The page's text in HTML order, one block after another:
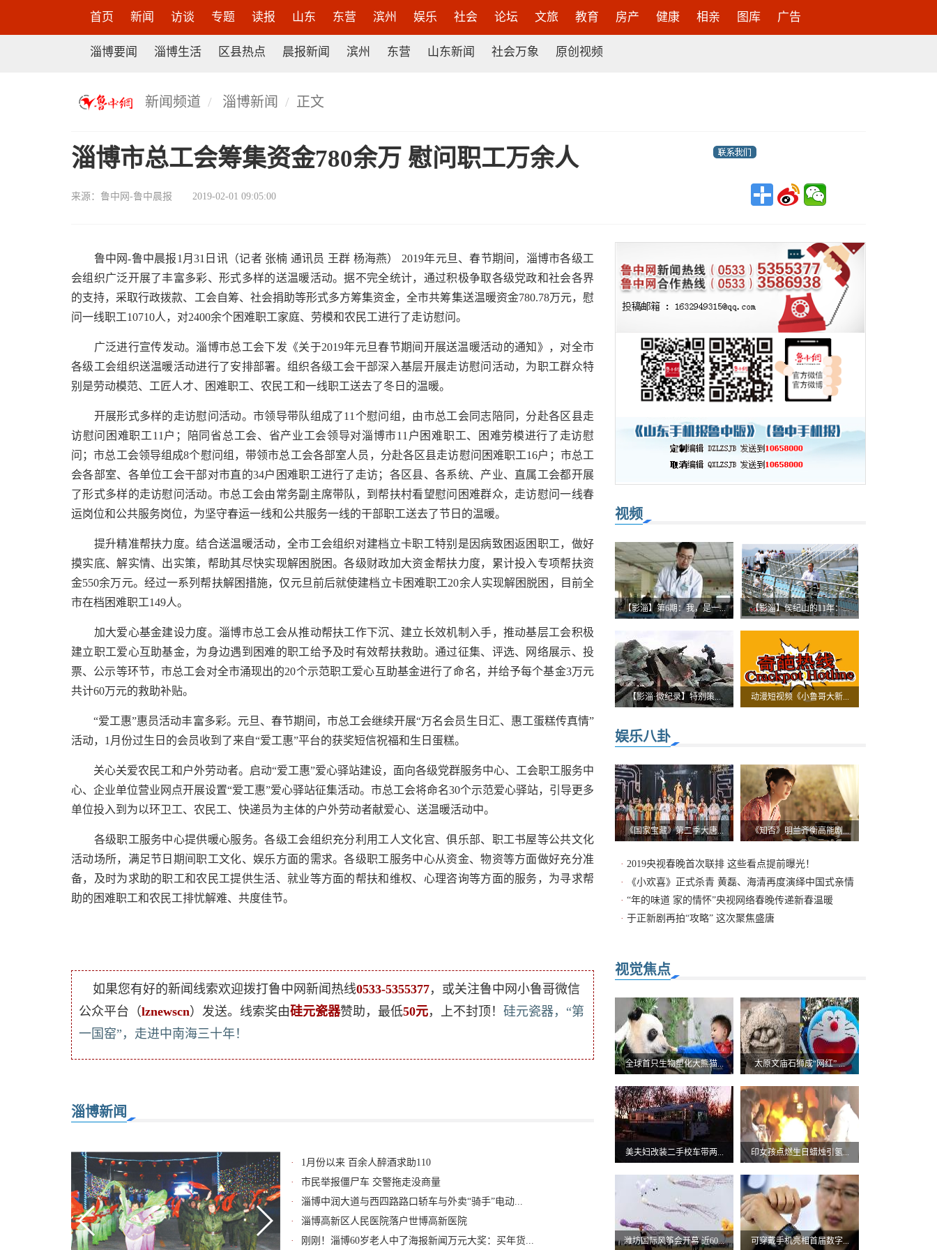
首页 新闻 访谈 专题 读报 山东 东营 滨州 娱乐 社会 论坛 文旅 教育 房产 健康 相亲 图库 广告
淄博要闻 淄博生活 区县热点 晨报新闻 滨州 东营 山东新闻 社会万象 原创视频
新闻频道 淄博新闻 正文
淄博市总工会筹集资金780余万 慰问职工万余人
来源： 鲁中网-鲁中晨报 2019-02-01 09:05:00
鲁中网-鲁中晨报1月31日讯（记者 张楠 通讯员 王群 杨海燕） 2019年元旦、春节期间，淄博市各级工
会组织广泛开展了丰富多彩、形式多样的送温暖活动。据不完全统计，通过积极争取各级党政和社会各界
的支持，采取行政拨款、工会自筹、社会捐助等形式多方筹集资金，全市共筹集送温暖资金780.78万元，慰
问一线职工10710人，对2400余个困难职工家庭、劳模和农民工进行了走访慰问。
广泛进行宣传发动。淄博市总工会下发《关于2019年元旦春节期间开展送温暖活动的通知》，对全市
各级工会组织送温暖活动进行了安排部署。组织各级工会干部深入基层开展走访慰问活动，为职工群众特
别是劳动模范、工匠人才、困难职工、农民工和一线职工送去了冬日的温暖。
开展形式多样的走访慰问活动。市领导带队组成了11个慰问组，由市总工会同志陪同，分赴各区县走
访慰问困难职工11户；陪同省总工会、省产业工会领导对淄博市11户困难职工、困难劳模进行了走访慰
问；市总工会领导组成8个慰问组，带领市总工会各部室人员，分赴各区县走访慰问困难职工16户；市总工
会各部室、各单位工会干部对市直的34户困难职工进行了走访；各区县、各系统、产业、直属工会都开展
了形式多样的走访慰问活动。市总工会由常务副主席带队，到帮扶村看望慰问困难群众，走访慰问一线春
运岗位和公共服务岗位，为坚守春运一线和公共服务一线的干部职工送去了节日的温暖。
提升精准帮扶力度。结合送温暖活动，全市工会组织对建档立卡职工特别是因病致困返困职工，做好
摸实底、解实情、出实策，帮助其尽快实现解困脱困。各级财政加大资金帮扶力度，累计投入专项帮扶资
金550余万元。经过一系列帮扶解困措施，仅元旦前后就使建档立卡困难职工20余人实现解困脱困，目前全
市在档困难职工149人。
加大爱心基金建设力度。淄博市总工会从推动帮扶工作下沉、建立长效机制入手，推动基层工会积极
建立职工爱心互助基金，为身边遇到困难的职工给予及时有效帮扶救助。通过征集、评选、网络展示、投
票、公示等环节，市总工会对全市涌现出的20个示范职工爱心互助基金进行了命名，并给予每个基金3万元
共计60万元的救助补贴。
“爱工惠”惠员活动丰富多彩。元旦、春节期间，市总工会继续开展“万名会员生日汇、惠工蛋糕传真情”
活动，1月份过生日的会员收到了来自“爱工惠”平台的获奖短信祝福和生日蛋糕。
关心关爱农民工和户外劳动者。启动“爱工惠”爱心驿站建设，面向各级党群服务中心、工会职工服务中
心、企业单位营业网点开展设置“爱工惠”爱心驿站征集活动。市总工会将命名30个示范爱心驿站，引导更多
单位投入到为以环卫工、农民工、快递员为主体的户外劳动者献爱心、送温暖活动中。
各级职工服务中心提供暖心服务。各级工会组织充分利用工人文化宫、俱乐部、职工书屋等公共文化
活动场所，满足节日期间职工文化、娱乐方面的需求。各级职工服务中心从资金、物资等方面做好充分准
备，及时为求助的职工和农民工提供生活、就业等方面的帮扶和维权、心理咨询等方面的服务，为寻求帮
助的困难职工和农民工排忧解难、共度佳节。
如果您有好的新闻线索欢迎拨打鲁中网新闻热线0533-5355377，或关注鲁中网小鲁哥微信
公众平台（lznewscn）发送。线索奖由硅元瓷器赞助，最低50元，上不封顶！ 硅元瓷器，“第
一国窑”，走进中南海三十年！
淄博新闻
·
1月份以来 百余人醉酒求助110
·
市民举报僵尸车 交警拖走没商量
·
淄博中润大道与西四路路口轿车与外卖“骑手”电动...
·
淄博高新区人民医院落户世博高新医院
·
刚刚！淄博60岁老人中了海报新闻万元大奖：买年货...
视频
【影淄】第6期：我，是一... 【影淄】侯纪山的11年：...
【影淄·微纪录】特别策... 动漫短视频《小鲁哥大新...
娱乐八卦
《国家宝藏》第二季大唐... 《知否》明兰齐衡高能剧...
· 2019央视春晚首次联排 这些看点提前曝光！
·
《小欢喜》正式杀青 黄磊、海清再度演绎中国式亲情
· “年的味道 家的情怀”央视网络春晚传递新春温暖
· 于正新剧再拍“攻略” 这次聚焦盛唐
视觉焦点
全球首只生物塑化大熊猫... 太原文庙石狮成“网红” ...
美夫妇改装二手校车带两... 印女孩点燃生日蜡烛引氢...
潍坊国际风筝会开幕 近60... 可穿戴手机亮相首届数字...